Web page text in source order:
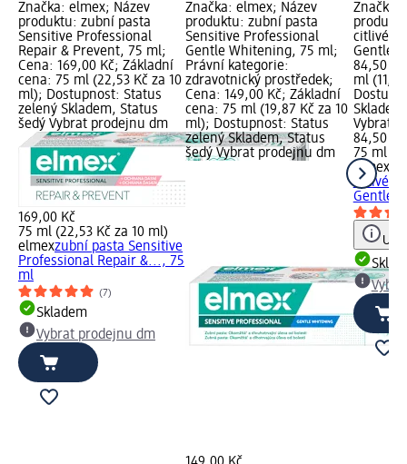
Značka: elmex; Název
produktu: zubní pasta
Sensitive Professional
Repair & Prevent, 75 ml;
Cena: 169,00 Kč; Základní
cena: 75 ml (22,53 Kč za 10
ml); Dostupnost: Status
zelený Skladem, Status
šedý Vybrat prodejnu dm
169,00 Kč
75 ml (22,53 Kč za 10 ml)
elmexzubní pasta Sensitive
Professional Repair &..., 75
ml
(7)
Skladem
Vybrat prodejnu dm
Značka: elmex; Název
produktu: zubní pasta
Sensitive Professional
Gentle Whitening, 75 ml;
Právní kategorie:
zdravotnický prostředek;
Cena: 149,00 Kč; Základní
cena: 75 ml (19,87 Kč za 10
ml); Dostupnost: Status
zelený Skladem, Status
šedý Vybrat prodejnu dm
Značka:
citlivé
Gentle
84,50
ml
Vybrat
84,50 Kč
75 ml
elmex
citlivé